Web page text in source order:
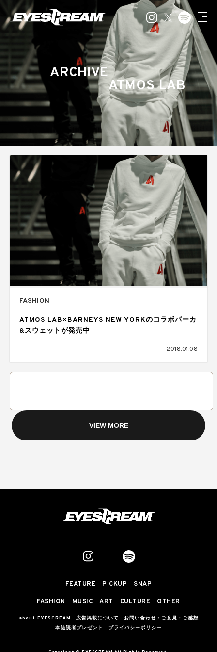
ARCHIVE
ATMOS LAB
FASHION
ATMOS LAB×BARNEYS NEW YORKのコラボパーカ
&スウェットが発売中
2018.01.08
VIEW MORE
FEATURE PICKUP SNAP
FASHION MUSIC ART CULTURE OTHER
about EYESCREAM 広告掲載について
お問い合わせ・ご意見・ご感想
本誌読者プレゼント
プライバシーポリシー